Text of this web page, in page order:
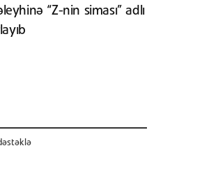
“Z-nin siması” adlı